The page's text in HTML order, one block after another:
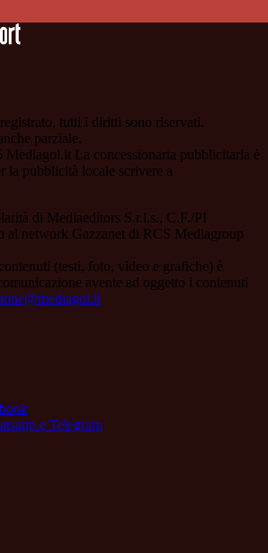
tutti i diritti sono riservati.
parziale.
La concessionaria pubblicitaria è
la pubblicità locale scrivere a
di Mediaeditors S.r.l.s., C.F./PI
al network Gazzanet di RCS Mediagroup
(testi, foto, video e grafiche) è
avente ad oggetto i contenuti
e Telegram